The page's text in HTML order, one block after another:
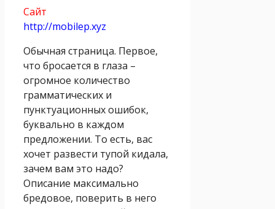
Сайт
http://mobilep.xyz
Обычная страница. Первое,
что бросается в глаза –
огромное количество
грамматических и
пунктуационных ошибок,
буквально в каждом
предложении. То есть, вас
хочет развести тупой кидала,
зачем вам это надо?
Описание максимально
бредовое, поверить в него